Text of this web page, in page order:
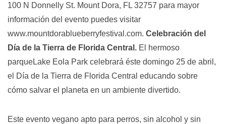
100 N Donnelly St. Mount Dora, FL 32757 para mayor
información del evento puedes visitar
www.mountdorablueberryfestival.com. Celebración del
Día de la Tierra de Florida Central. El hermoso
parqueLake Eola Park celebrará éste domingo 25 de abril,
el Día de la Tierra de Florida Central educando sobre
cómo salvar el planeta en un ambiente divertido.
Este evento vegano apto para perros, sin alcohol y sin